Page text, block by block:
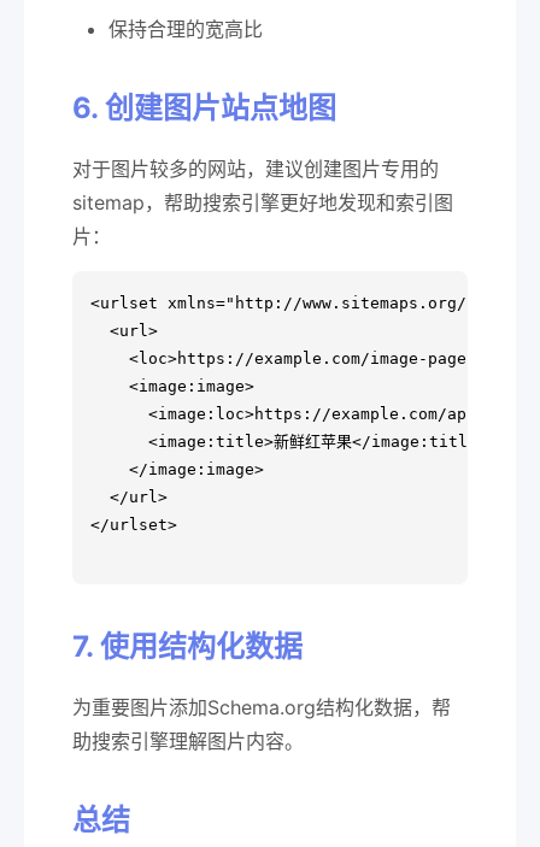
保持合理的宽高比
6. 创建图片站点地图
对于图片较多的网站，建议创建图片专用的
sitemap，帮助搜索引擎更好地发现和索引图
片：
<urlset xmlns="http://www.sitemaps.org/
  <url>
<loc>https://example.com/image-page.html</
    <image:image>
<image:loc>https://example.com/
      <image:title>新鲜红苹果</image:title>
    </image:image>
  </url>
</urlset>
7. 使用结构化数据
为重要图片添加Schema.org结构化数据，帮
助搜索引擎理解图片内容。
总结